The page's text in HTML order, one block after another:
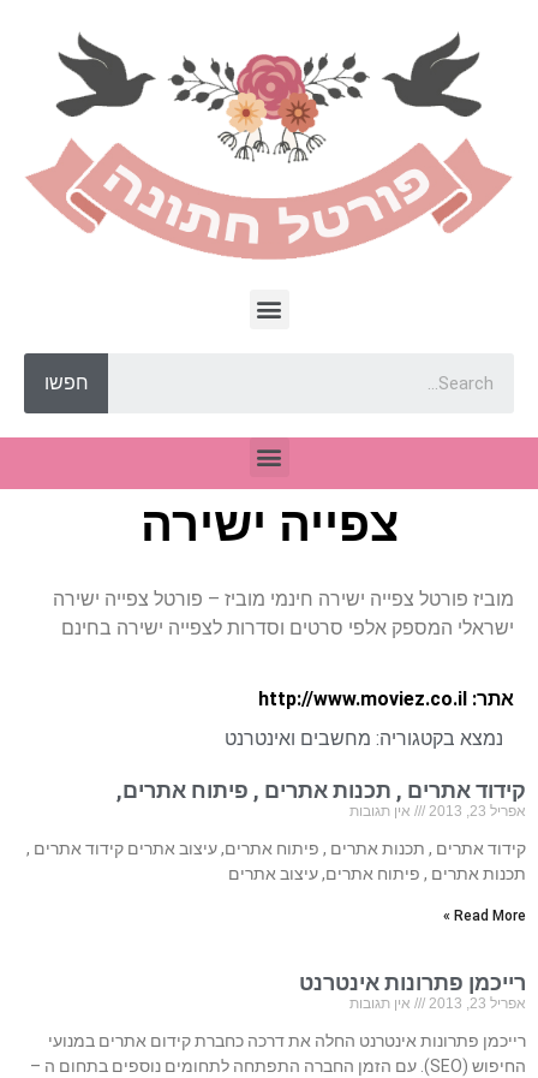
חפשו
צפייה ישירה
מוביז פורטל צפייה ישירה חינמי מוביז – פורטל צפייה ישירה
ישראלי המספק אלפי סרטים וסדרות לצפייה ישירה בחינם
אתר: http://www.moviez.co.il
נמצא בקטגוריה: מחשבים ואינטרנט
קידוד אתרים , תכנות אתרים , פיתוח אתרים,
אפריל 23, 2013 אין תגובות
קידוד אתרים , תכנות אתרים , פיתוח אתרים, עיצוב אתרים קידוד אתרים ,
תכנות אתרים , פיתוח אתרים, עיצוב אתרים
Read More »
רייכמן פתרונות אינטרנט
אפריל 23, 2013 אין תגובות
רייכמן פתרונות אינטרנט החלה את דרכה כחברת קידום אתרים במנועי
החיפוש (SEO). עם הזמן החברה התפתחה לתחומים נוספים בתחום ה –